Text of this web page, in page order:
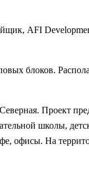
AFI
блоков.
Проект
школы,
офисы. На